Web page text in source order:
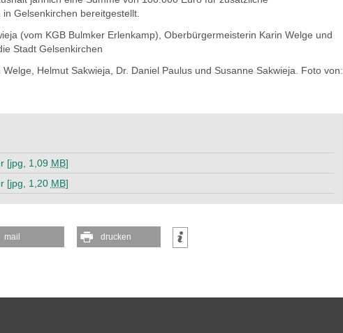
Gelsenkirchen bereitgestellt.
(vom KGB Bulmker Erlenkamp), Oberbürgermeisterin Karin Welge und
Stadt Gelsenkirchen
Helmut Sakwieja, Dr. Daniel Paulus und Susanne Sakwieja. Foto von:
[jpg, 1,09 MB]
[jpg, 1,20 MB]
mail drucken